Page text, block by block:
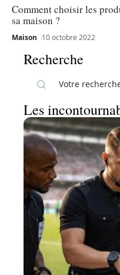
Comment choisir les
sa maison ?
Maison 10 octobre 2022
Recherche
Les